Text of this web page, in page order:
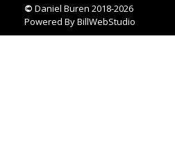
© Daniel Buren 2018-2026
Powered ByBillWebStudio